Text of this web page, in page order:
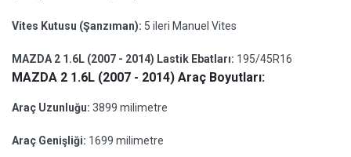
Vites Kutusu (Şanzıman): 5 ileri Manuel Vites
MAZDA 2 1.6L (2007 - 2014) Lastik Ebatları: 195/45R16
MAZDA 2 1.6L (2007 - 2014) Araç Boyutları:
Araç Uzunluğu: 3899 milimetre
Araç Genişliği: 1699 milimetre